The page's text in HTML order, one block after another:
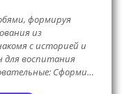
формируя
из
с историей и
для воспитания
Сформи…